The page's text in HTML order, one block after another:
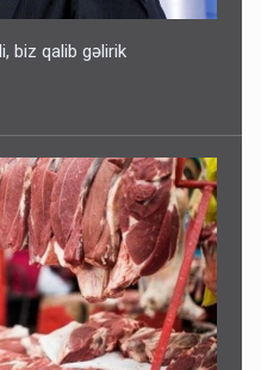
obyektini məhv etdi -
biz qalib gəlirik